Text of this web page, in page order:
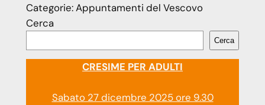
Categorie:Appuntamenti del Vescovo
Cerca
Cerca
CRESIME PER ADULTI
Sabato 27 dicembre 2025 ore 9.30